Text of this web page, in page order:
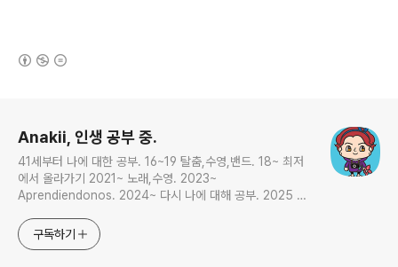
Anakii, 인생 공부 중.
41세부터 나에 대한 공부. 16~19 탈춤,수영,밴드. 18~ 최저
에서 올라가기 2021~ 노래,수영. 2023~
Aprendiendonos. 2024~ 다시 나에 대해 공부. 2025 지
구독하기